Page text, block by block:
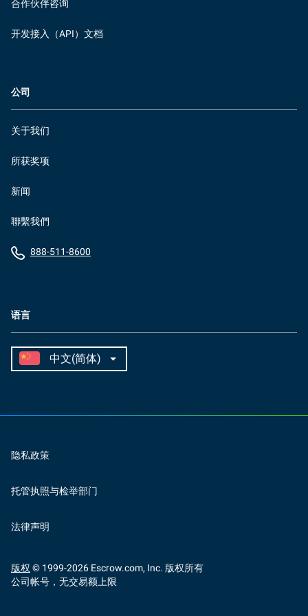
语言
合作伙伴咨询
开发接入（API）文档
公司
关于我们
所获奖项
新闻
聯繫我們
888-511-8600
隐私政策
托管执照与检举部门
法律声明
版权 © 1999-2026 Escrow.com, Inc. 版权所有
公司帐号，无交易额上限